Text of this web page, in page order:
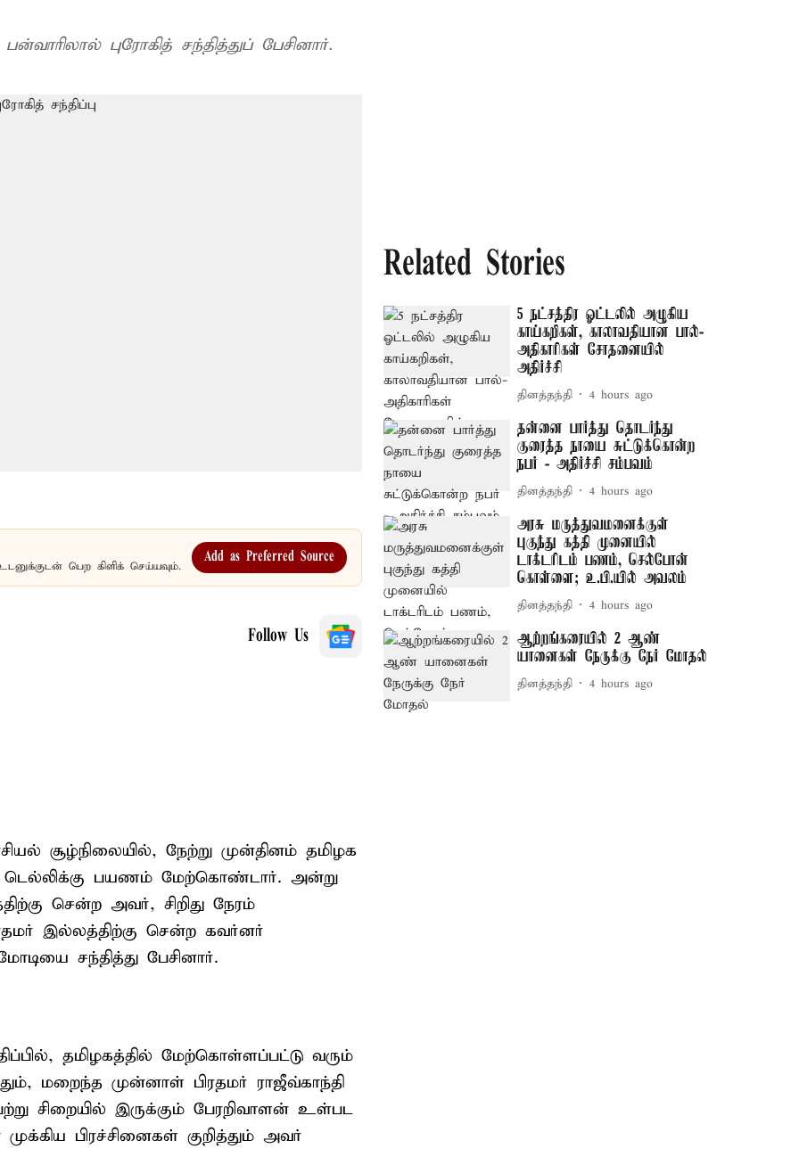
புரோகித் சந்தித்துப் பேசினார்.
பெற கிளிக் செய்யவும்.
Add as Preferred Source
Follow Us
சூழ்நிலையில், நேற்று முன்தினம் தமிழக
டெல்லிக்கு பயணம் மேற்கொண்டார். அன்று
சென்ற அவர், சிறிது நேரம்
இல்லத்திற்கு சென்ற கவர்னர்
சந்தித்து பேசினார்.
தமிழகத்தில் மேற்கொள்ளப்பட்டு வரும்
மறைந்த முன்னாள் பிரதமர் ராஜீவ்காந்தி
இருக்கும் பேரறிவாளன் உள்பட
பிரச்சினைகள் குறித்தும் அவர்
Related Stories
5 நட்சத்திர ஓட்டலில் அழுகிய
காய்கறிகள், காலாவதியான பால்-
அதிகாரிகள் சோதனையில்
அதிர்ச்சி
தினத்தந்தி 4 hours ago
தன்னை பார்த்து தொடர்ந்து
குரைத்த நாயை சுட்டுக்கொன்ற
நபர் - அதிர்ச்சி சம்பவம்
தினத்தந்தி 4 hours ago
அரசு மருத்துவமனைக்குள்
புகுந்து கத்தி முனையில்
டாக்டரிடம் பணம், செல்போன்
கொள்ளை; உ.பி.யில் அவலம்
தினத்தந்தி 4 hours ago
ஆற்றங்கரையில் 2 ஆண்
யானைகள் நேருக்கு நேர் மோதல்
தினத்தந்தி 4 hours ago